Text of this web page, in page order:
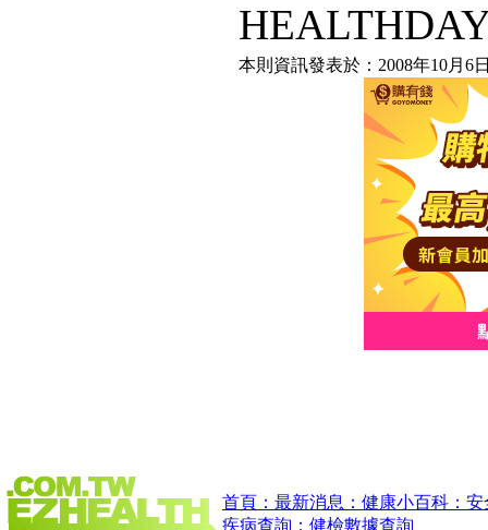
本則資訊發表於：2008年10月6
首頁： 最新消息： 健康小百科： 安
疾病查詢： 健檢數據查詢